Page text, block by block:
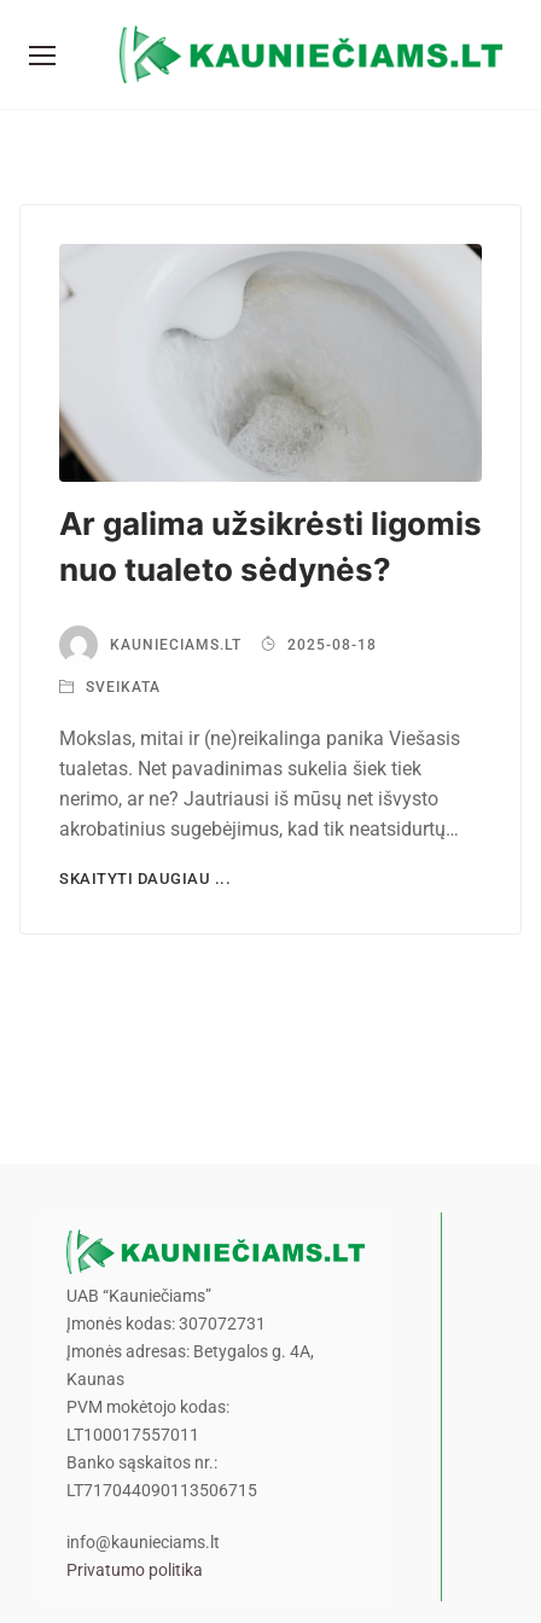
Ar galima užsikrėsti ligomis
nuo tualeto sėdynės?
KAUNIECIAMS.LT 2025-08-18
SVEIKATA
Mokslas, mitai ir (ne)reikalinga panika Viešasis
tualetas. Net pavadinimas sukelia šiek tiek
nerimo, ar ne? Jautriausi iš mūsų net išvysto
akrobatinius sugebėjimus, kad tik neatsidurtų…
SKAITYTI DAUGIAU ...
UAB “Kauniečiams”
Įmonės kodas: 307072731
Įmonės adresas: Betygalos g. 4A,
Kaunas
PVM mokėtojo kodas:
LT100017557011
Banko sąskaitos nr.:
LT717044090113506715
info@kaunieciams.lt
Privatumo politika